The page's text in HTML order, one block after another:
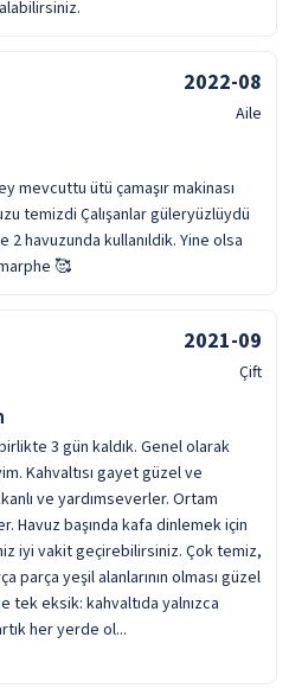
2022-08
Aile
mevcuttu ütü çamaşır makinası
temizdi Çalışanlar güleryüzlüydü
havuzunda kullanıldik. Yine olsa
🥰
2021-09
Çift
3 gün kaldık. Genel olarak
Kahvaltısı gayet güzel ve
ve yardımseverler. Ortam
Havuz başında kafa dinlemek için
iyi vakit geçirebilirsiniz. Çok temiz,
parça yeşil alanlarının olması güzel
tek eksik: kahvaltıda yalnızca
her yerde ol...